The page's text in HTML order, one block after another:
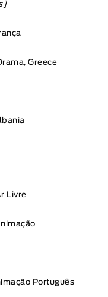
Greece
Livre
Português